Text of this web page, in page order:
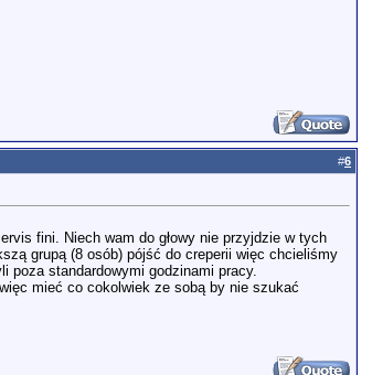
#6
fini. Niech wam do głowy nie przyjdzie w tych
grupą (8 osób) pójść do creperii więc chcieliśmy
poza standardowymi godzinami pracy.
mieć co cokolwiek ze sobą by nie szukać